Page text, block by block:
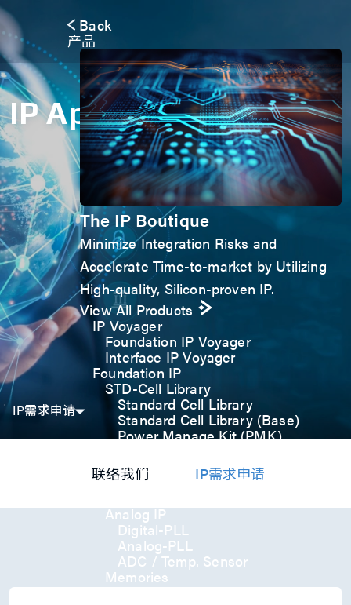
Back
产品
The IP Boutique
Minimize Integration Risks and
Accelerate Time-to-market by Utilizing
High-quality, Silicon-proven IP.
View All Products
IP Voyager
Foundation IP Voyager
Interface IP Voyager
Foundation IP
STD-Cell Library
Standard Cell Library
Standard Cell Library (Base)
Power Manage Kit (PMK)
(LPKT)
High Performance Kit (HPKT)
Analog IP
Digital-PLL
Analog-PLL
ADC / Temp. Sensor
Memories
Memory Compiler
IP Application Form
IP需求申请
联络我们 IP需求申请